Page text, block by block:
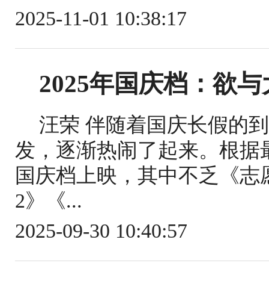
2025-11-01 10:38:17
2025年国庆档：欲
汪荣 伴随着国庆长假的
发，逐渐热闹了起来。根
国庆档上映，其中不乏《
2》《...
2025-09-30 10:40:57